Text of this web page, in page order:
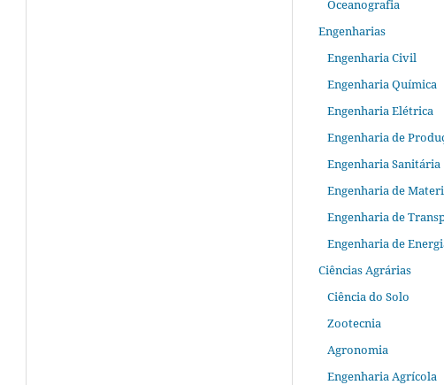
Oceanografia
Engenharias
Engenharia Civil
Engenharia Química
Engenharia Elétrica
Engenharia de
Engenharia Sanitária
Engenharia de
Engenharia de
Engenharia de
Ciências Agrárias
Ciência do Solo
Zootecnia
Agronomia
Engenharia Agrícola